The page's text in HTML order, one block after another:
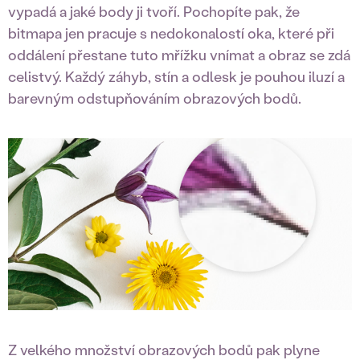
vypadá a jaké body ji tvoří. Pochopíte pak, že
bitmapa jen pracuje s nedokonalostí oka, které při
oddálení přestane tuto mřížku vnímat a obraz se zdá
celistvý. Každý záhyb, stín a odlesk je pouhou iluzí a
barevným odstupňováním obrazových bodů.
Z velkého množství obrazových bodů pak plyne